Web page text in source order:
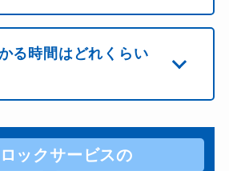
る時間はどれくらい
ックサービスの